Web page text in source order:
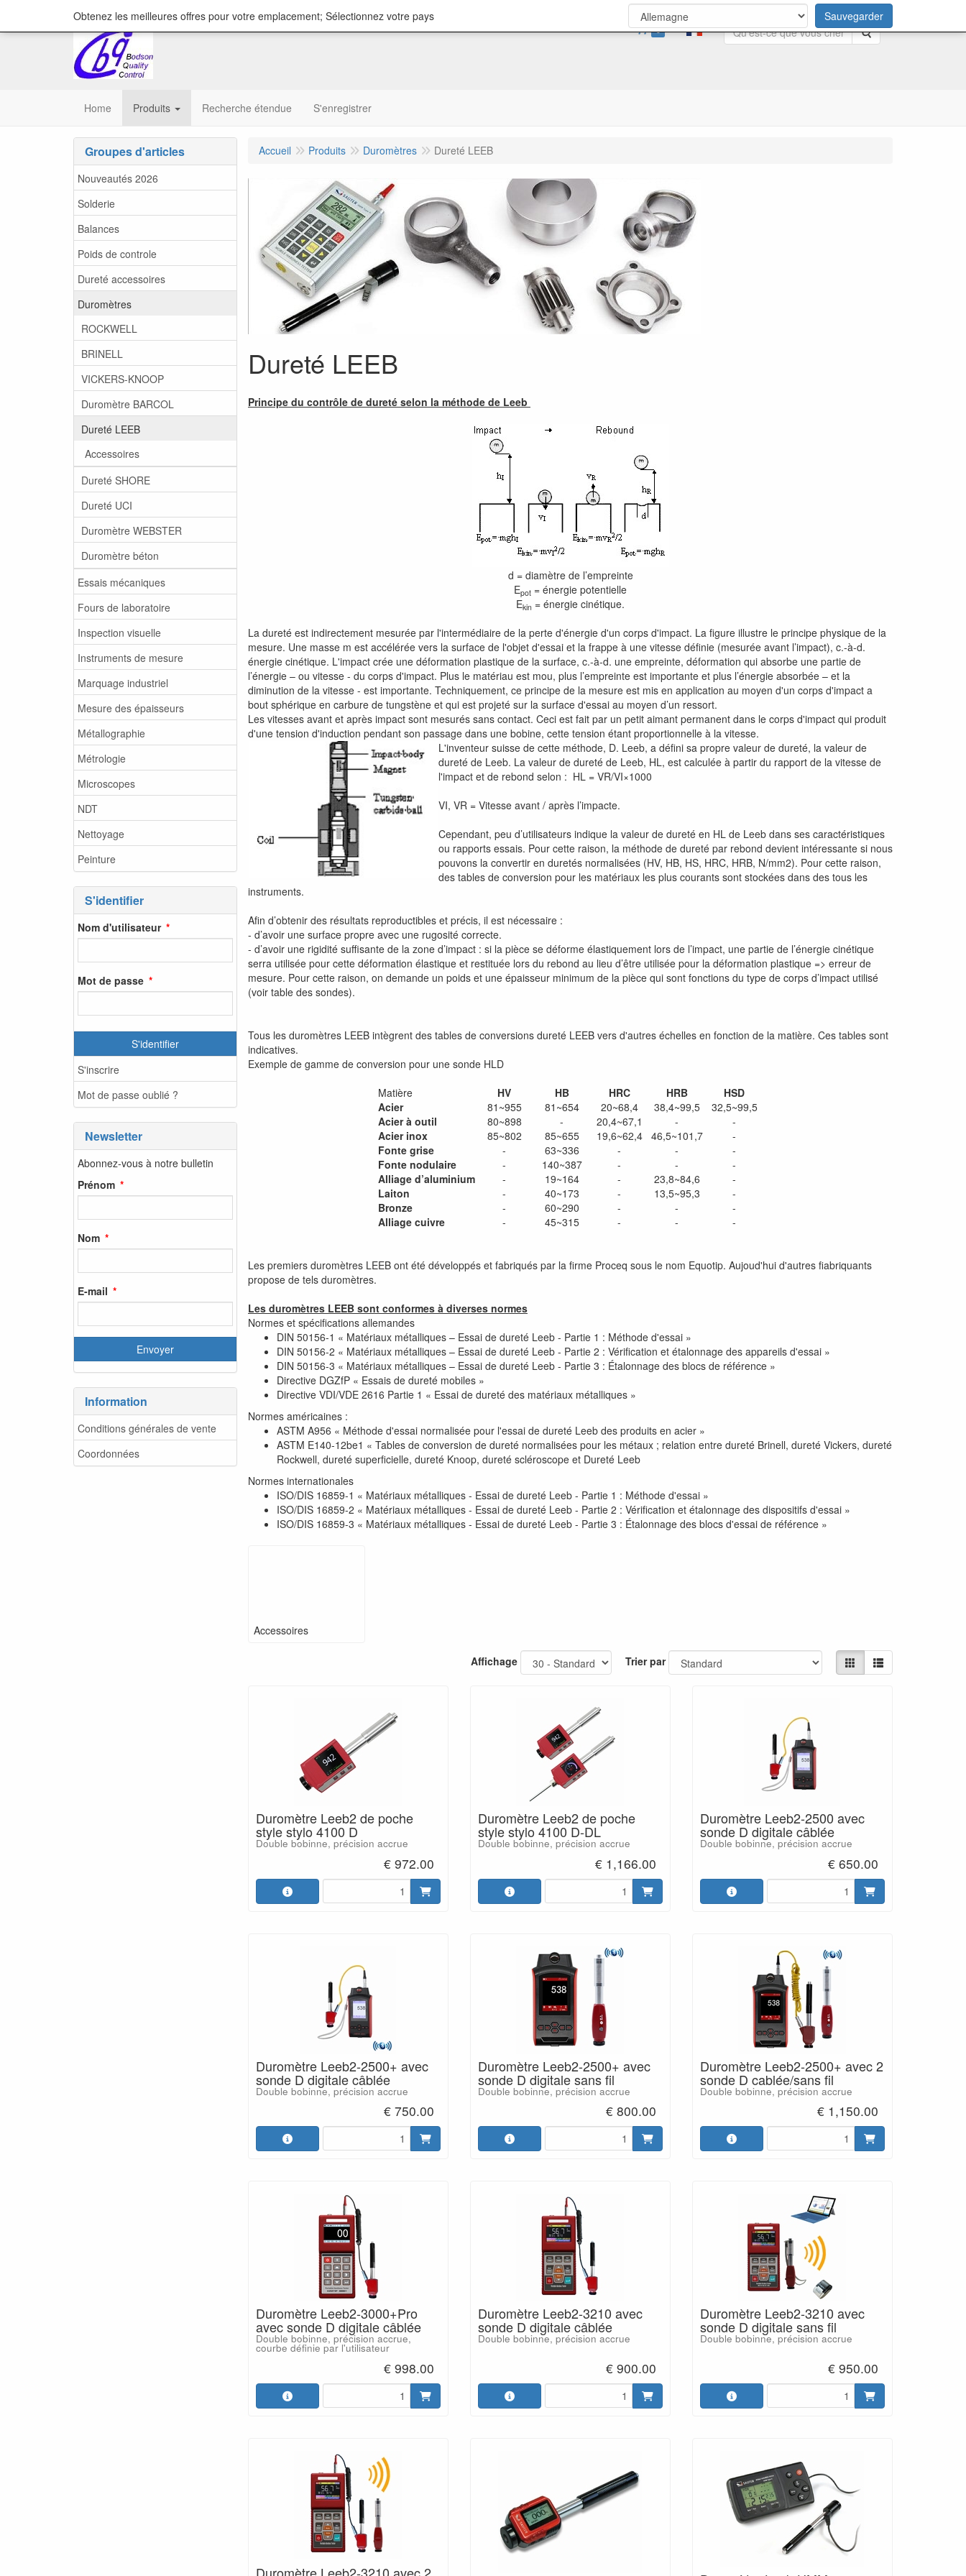
0 Rechercher
Home Produits Recherche étendue S'enregistrer
Groupes d'articles
Nouveautés 2026
Solderie
Balances
Poids de controle
Dureté accessoires
Duromètres
ROCKWELL
BRINELL
VICKERS-KNOOP
Duromètre BARCOL
Dureté LEEB
Accessoires
Dureté SHORE
Dureté UCI
Duromètre WEBSTER
Duromètre béton
Essais mécaniques
Fours de laboratoire
Inspection visuelle
Instruments de mesure
Marquage industriel
Mesure des épaisseurs
Métallographie
Métrologie
Microscopes
NDT
Nettoyage
Peinture
S'identifier
Nom d'utilisateur
Mot de passe
S'identifier
S'inscrire
Mot de passe oublié ?
Newsletter
Abonnez-vous à notre bulletin
Prénom
Nom
E-mail
Information
Conditions générales de vente
Coordonnées
Accueil Produits Duromètres Dureté LEEB
Dureté LEEB
Principe du contrôle de dureté selon la méthode de Leeb
d = diamètre de l’empreinte
Epot = énergie potentielle
Ekin = énergie cinétique.
La dureté est indirectement mesurée par l'intermédiaire de la perte d'énergie d'un corps d'impact. La figure illustre le principe physique de la
mesure. Une masse m est accélérée vers la surface de l'objet d'essai et la frappe à une vitesse définie (mesurée avant l’impact), c.-à-d.
énergie cinétique. L'impact crée une déformation plastique de la surface, c.-à-d. une empreinte, déformation qui absorbe une partie de
l’énergie – ou vitesse - du corps d'impact. Plus le matériau est mou, plus l’empreinte est importante et plus l’énergie absorbée – et la
diminution de la vitesse - est importante. Techniquement, ce principe de la mesure est mis en application au moyen d'un corps d'impact a
bout sphérique en carbure de tungstène et qui est projeté sur la surface d'essai au moyen d’un ressort.
Les vitesses avant et après impact sont mesurés sans contact. Ceci est fait par un petit aimant permanent dans le corps d'impact qui produit
d'une tension d'induction pendant son passage dans une bobine, cette tension étant proportionnelle à la vitesse.
L'inventeur suisse de cette méthode, D. Leeb, a défini sa propre valeur de dureté, la valeur de
dureté de Leeb. La valeur de dureté de Leeb, HL, est calculée à partir du rapport de la vitesse de
l'impact et de rebond selon : HL = VR/VI×1000
VI, VR = Vitesse avant / après l’impacte.
Cependant, peu d’utilisateurs indique la valeur de dureté en HL de Leeb dans ses caractéristiques
ou rapports essais. Pour cette raison, la méthode de dureté par rebond devient intéressante si nous
pouvons la convertir en duretés normalisées (HV, HB, HS, HRC, HRB, N/mm2). Pour cette raison,
des tables de conversion pour les matériaux les plus courants sont stockées dans des tous les
instruments.
Afin d’obtenir des résultats reproductibles et précis, il est nécessaire :
- d’avoir une surface propre avec une rugosité correcte.
- d’avoir une rigidité suffisante de la zone d’impact : si la pièce se déforme élastiquement lors de l’impact, une partie de l’énergie cinétique
serra utilisée pour cette déformation élastique et restituée lors du rebond au lieu d’être utilisée pour la déformation plastique => erreur de
mesure. Pour cette raison, on demande un poids et une épaisseur minimum de la pièce qui sont fonctions du type de corps d’impact utilisé
(voir table des sondes).
Tous les duromètres LEEB intègrent des tables de conversions dureté LEEB vers d'autres échelles en fonction de la matière. Ces tables sont
indicatives.
Exemple de gamme de conversion pour une sonde HLD
Matière
HV HB HRC HRB
HSD
Acier
81~955 81~654 20~68,4 38,4~99,5
32,5~99,5
Acier à outil
80~898 - 20,4~67,1 -
-
Acier inox
85~802 85~655 19,6~62,4 46,5~101,7
-
Fonte grise
- 63~336 - -
-
Fonte nodulaire
- 140~387 - -
-
Alliage d’aluminium
- 19~164 - 23,8~84,6
-
Laiton
- 40~173 - 13,5~95,3
-
Bronze
- 60~290 - -
-
Alliage cuivre
- 45~315 - - -
Les premiers duromètres LEEB ont été développés et fabriqués par la firme Proceq sous le nom Equotip. Aujoud'hui d'autres fiabriquants
propose de tels duromètres.
Les duromètres LEEB sont conformes à diverses normes
Normes et spécifications allemandes
DIN 50156-1 « Matériaux métalliques – Essai de dureté Leeb - Partie 1 : Méthode d'essai »
DIN 50156-2 « Matériaux métalliques – Essai de dureté Leeb - Partie 2 : Vérification et étalonnage des appareils d'essai »
DIN 50156-3 « Matériaux métalliques – Essai de dureté Leeb - Partie 3 : Étalonnage des blocs de référence »
Directive DGZfP « Essais de dureté mobiles »
Directive VDI/VDE 2616 Partie 1 « Essai de dureté des matériaux métalliques »
Normes américaines :
ASTM A956 « Méthode d'essai normalisée pour l'essai de dureté Leeb des produits en acier »
ASTM E140-12be1 « Tables de conversion de dureté normalisées pour les métaux ; relation entre dureté Brinell, dureté Vickers, dureté
Rockwell, dureté superficielle, dureté Knoop, dureté scléroscope et Dureté Leeb
Normes internationales
ISO/DIS 16859-1 « Matériaux métalliques - Essai de dureté Leeb - Partie 1 : Méthode d'essai »
ISO/DIS 16859-2 « Matériaux métalliques - Essai de dureté Leeb - Partie 2 : Vérification et étalonnage des dispositifs d'essai »
ISO/DIS 16859-3 « Matériaux métalliques - Essai de dureté Leeb - Partie 3 : Étalonnage des blocs d'essai de référence »
Accessoires
Affichage Trier par
Duromètre Leeb2 de poche
style stylo 4100 D
Double bobinne, précision accrue
€ 972.00
Duromètre Leeb2 de poche
style stylo 4100 D-DL
Double bobinne, précision accrue
€ 1,166.00
Duromètre Leeb2-2500 avec
sonde D digitale câblée
Double bobinne, précision accrue
€ 650.00
Duromètre Leeb2-2500+ avec
sonde D digitale câblée
Double bobinne, précision accrue
€ 750.00
Duromètre Leeb2-2500+ avec
sonde D digitale sans fil
Double bobinne, précision accrue
€ 800.00
Duromètre Leeb2-2500+ avec 2
sonde D cablée/sans fil
Double bobinne, précision accrue
€ 1,150.00
Duromètre Leeb2-3000+Pro
avec sonde D digitale câblée
Double bobinne, précision accrue,
courbe définie par l'utilisateur
€ 998.00
Duromètre Leeb2-3210 avec
sonde D digitale câblée
Double bobinne, précision accrue
€ 900.00
Duromètre Leeb2-3210 avec
sonde D digitale sans fil
Double bobinne, précision accrue
€ 950.00
Duromètre Leeb2-3210 avec 2
Obtenez les meilleures offres pour votre emplacement; Sélectionnez votre pays Sauvegarder